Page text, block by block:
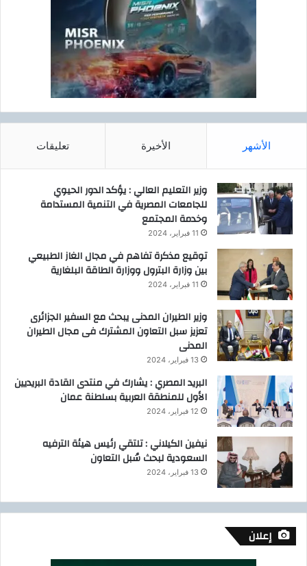
الأشهر الأخيرة تعليقات
وزير التعليم العالي : يؤكد الدور الحيوي
للجامعات المصرية في التنمية المستدامة
وخدمة المجتمع
11 فبراير، 2024
توقيع مذكرة تفاهم في مجال الغاز الطبيعي
بين وزارة البترول ووزارة الطاقة البلغارية
11 فبراير، 2024
وزير الطيران المدنى يبحث مع السفير الجزائرى
تعزيز سبل التعاون المشترك فى مجال الطيران
المدنى
13 فبراير، 2024
البريد المصري : يشارك في منتدى القادة البريديين
الأول للمنطقة العربية بسلطنة عمان
12 فبراير، 2024
نيفين الكيلاني : تلتقي رئيس هيئة الترفيه
السعودية لبحث سُبل التعاون
13 فبراير، 2024
إعلان